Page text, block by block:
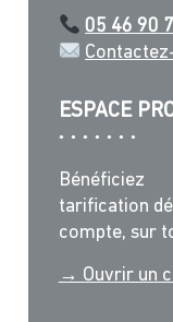
05 46 90
ESPACE
tarification
compte, sur
→ Ouvrir un